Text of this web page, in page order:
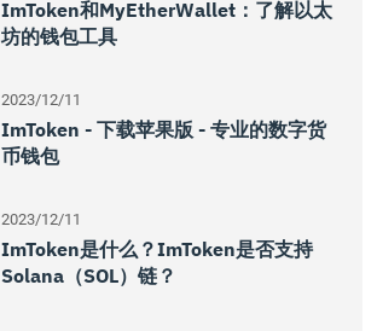
ImToken和MyEtherWallet：了解以太
坊的钱包工具
2023/12/11
ImToken - 下载苹果版 - 专业的数字货
币钱包
2023/12/11
ImToken是什么？imToken是否支持
Solana（SOL）链？